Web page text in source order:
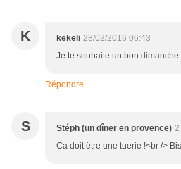
K kekeli 28/02/2016 06:43
Je te souhaite un bon
Répondre
S Stéph (un dîner en provence)
Ca doit être une tuerie !<br />